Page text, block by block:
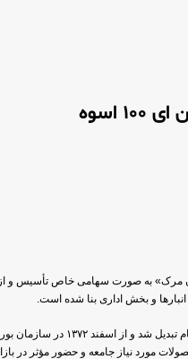
اسوه
و بخش اداری بنا شده است.
» تغییر یافت و در
مورد نیاز جامعه و حضور مؤثر در